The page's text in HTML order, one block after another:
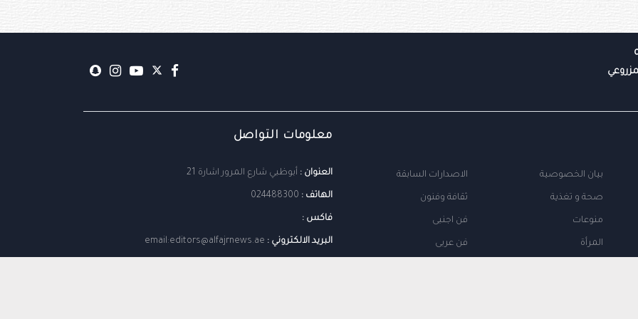
بيان الخصوصية
صحة و تغذية
منوعات
المرأة
الاصدارات السابقة
ثقافة وفنون
فن اجنبى
فن عربى
معلومات التواصل
العنوان : أبوظبي شارع المرور اشارة 21
الهاتف : 024488300
فاكس :
البريد الالكتروني : email:editors@alfajrnews.ae